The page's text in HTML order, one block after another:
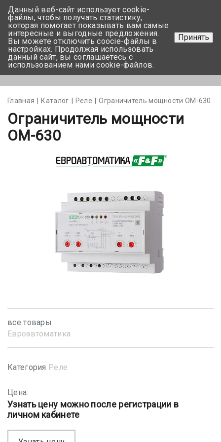
+375 17-350-99-56
+375 44-752-82-08
Задать вопрос
Главная Каталог Реле Ограничитель мощности OM-630
Ограничитель мощности
OM-630
все товары
Евроавтоматика
Категория Реле
Цена:
Узнать цену можно после регистрации в
личном кабинете
Данный веб-сайт использует cookie-
файлы, чтобы получать статистику,
которая помогает показывать вам самые
интересные и выгодные предложения.
Вы можете отключить coocie-файлы в
настройках. Продолжая использовать
данный сайт, вы соглашаетесь с
использованием нами cookie-файлов.
Принять